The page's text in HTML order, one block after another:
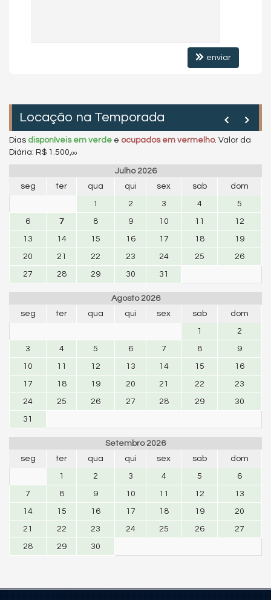
enviar
Locação na Temporada
Dias disponíveis em verde e ocupados em vermelho. Valor da
Diária: R$ 1.500, 00
Julho 2026
seg
ter qua qui sex sab dom
1 2 3 4 5
6 7 8 9 10 11 12
13 14 15 16 17 18 19
20 21 22 23 24 25 26
27 28 29 30 31
Agosto 2026
seg
ter qua qui sex sab dom
1 2
3 4 5 6 7 8 9
10 11 12 13 14 15 16
17 18 19 20 21 22 23
24 25 26 27 28 29 30
31
Setembro 2026
seg
ter qua qui sex sab dom
1 2 3 4 5 6
7 8 9 10 11 12 13
14 15 16 17 18 19 20
21 22 23 24 25 26 27
28 29 30